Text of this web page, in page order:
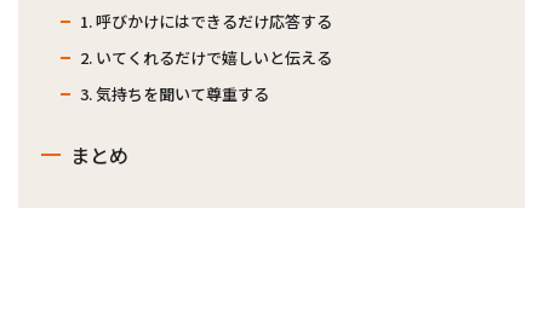
1. 呼びかけにはできるだけ応答する
2. いてくれるだけで嬉しいと伝える
3. 気持ちを聞いて尊重する
まとめ